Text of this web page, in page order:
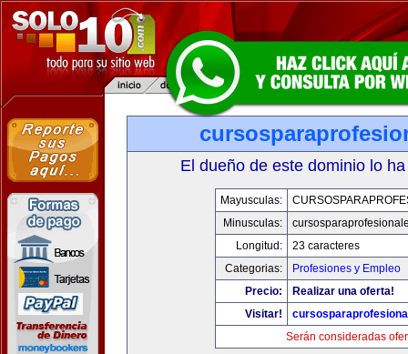
El dueño de este dominio lo
Mayusculas:
Minusculas:
Longitud:
23 caracteres
Categorias:
Profesiones y Empleo
Precio:
Realizar una oferta!
Visitar!
Serán consideradas